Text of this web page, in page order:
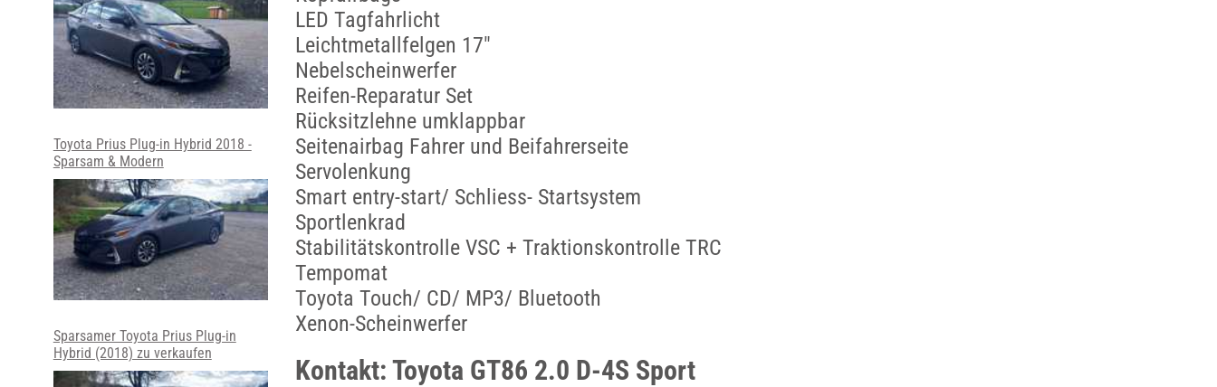
LED Tagfahrlicht
Leichtmetallfelgen 17"
Nebelscheinwerfer
Reifen-Reparatur Set
Rücksitzlehne umklappbar
Seitenairbag Fahrer und Beifahrerseite
Servolenkung
Smart entry-start/ Schliess- Startsystem
Sportlenkrad
Stabilitätskontrolle VSC + Traktionskontrolle TRC
Tempomat
Toyota Touch/ CD/ MP3/ Bluetooth
Xenon-Scheinwerfer
Kontakt: Toyota GT86 2.0 D-4S Sport
Toyota Prius Plug-in Hybrid 2018 -
Sparsam & Modern
Sparsamer Toyota Prius Plug-in
Hybrid (2018) zu verkaufen